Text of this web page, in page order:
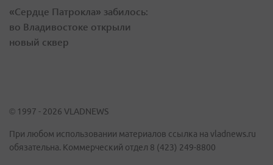
«Сердце Патрокла» забилось:
во Владивостоке открыли
новый сквер
© 1997 - 2026 VLADNEWS
При любом использовании материалов ссылка на vladnews.ru
обязательна. Коммерческий отдел 8 (423) 249-8800